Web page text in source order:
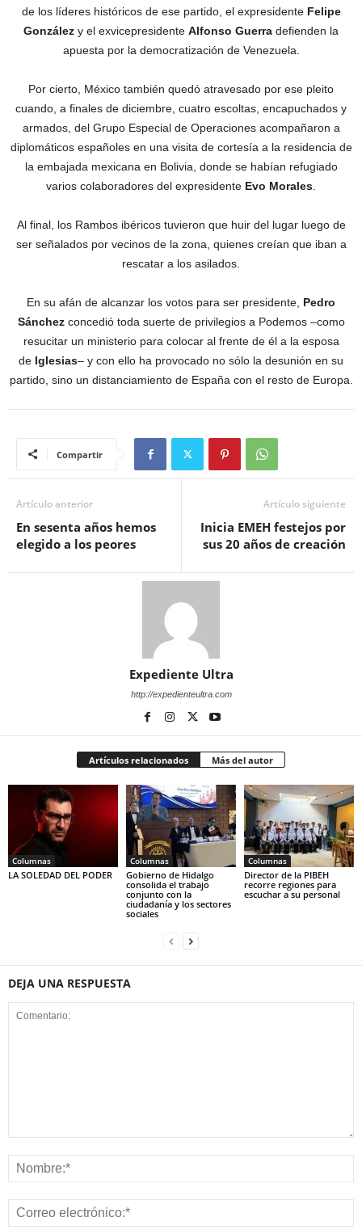
de los líderes históricos de ese partido, el expresidente Felipe
González y el exvicepresidente Alfonso Guerra defienden la
apuesta por la democratización de Venezuela.
Por cierto, México también quedó atravesado por ese pleito
cuando, a finales de diciembre, cuatro escoltas, encapuchados y
armados, del Grupo Especial de Operaciones acompañaron a
diplomáticos españoles en una visita de cortesía a la residencia de
la embajada mexicana en Bolivia, donde se habían refugiado
varios colaboradores del expresidente Evo Morales
Al final, los Rambos ibéricos tuvieron que huir del lugar luego de
ser señalados por vecinos de la zona, quienes creían que iban a
rescatar a los asilados.
En su afán de alcanzar los votos para ser presidente, Pedro
Sánchezconcedió toda suerte de privilegios a Podemos –como
resucitar un ministerio para colocar al frente de él a la esposa
de Iglesias– y con ello ha provocado no sólo la desunión en su
partido, sino un distanciamiento de España con el resto de Europa.
Compartir
Artículo anterior
En sesenta años hemos
elegido a los peores
Artículo siguiente
Inicia EMEH festejos por
sus 20 años de creación
Expediente Ultra
http://expedienteultra.com
Artículos relacionados Más del autor
Columnas
LA SOLEDAD DEL PODER
Columnas
Gobierno de Hidalgo
consolida el trabajo
conjunto con la
ciudadanía y los sectores
sociales
Columnas
Director de la PIBEH
recorre regiones para
escuchar a su personal
DEJA UNA RESPUESTA